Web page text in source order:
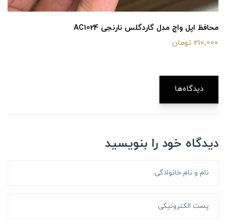
محافظ اپل واچ مدل گاردگلس نارنجی AC1024
210,000 تومان
دیدگاه‌ها
دیدگاه خود را بنویسید